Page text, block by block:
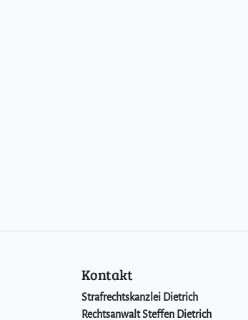
Kontakt
Strafrechtskanzlei Dietrich
Rechtsanwalt Steffen Dietrich